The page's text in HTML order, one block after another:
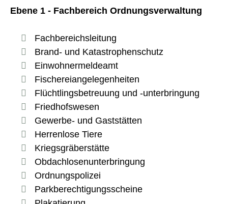
Ebene 1 - Fachbereich Ordnungsverwaltung
Fachbereichsleitung
Brand- und Katastrophenschutz
Einwohnermeldeamt
Fischereiangelegenheiten
Flüchtlingsbetreuung und -unterbringung
Friedhofswesen
Gewerbe- und Gaststätten
Herrenlose Tiere
Kriegsgräberstätte
Obdachlosenunterbringung
Ordnungspolizei
Parkberechtigungsscheine